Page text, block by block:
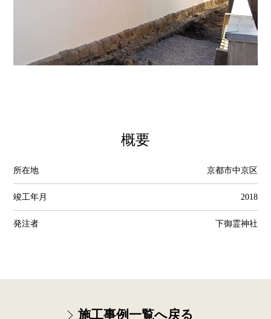
概要
所在地 京都市中京区
竣工年月 2018
発注者 下御霊神社
施工事例一覧へ戻る